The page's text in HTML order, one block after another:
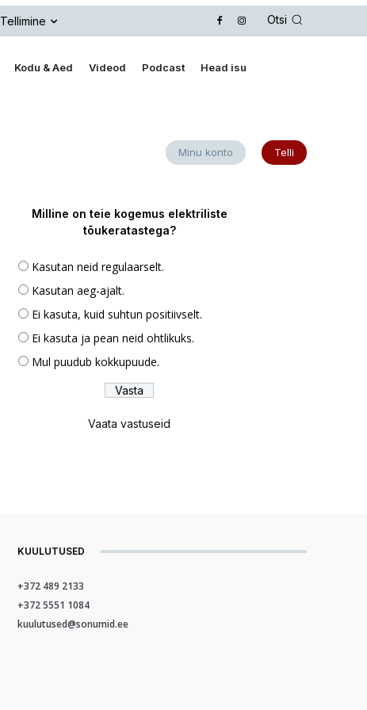
Tellimine Otsi
Kodu & Aed Videod Podcast Head isu
Minu konto Telli
Milline on teie kogemus elektriliste
tõukeratastega?
Kasutan neid regulaarselt.
Kasutan aeg-ajalt.
Ei kasuta, kuid suhtun positiivselt.
Ei kasuta ja pean neid ohtlikuks.
Mul puudub kokkupuude.
Vaata vastuseid
KUULUTUSED
+372 489 2133
+372 5551 1084
kuulutused@sonumid.ee